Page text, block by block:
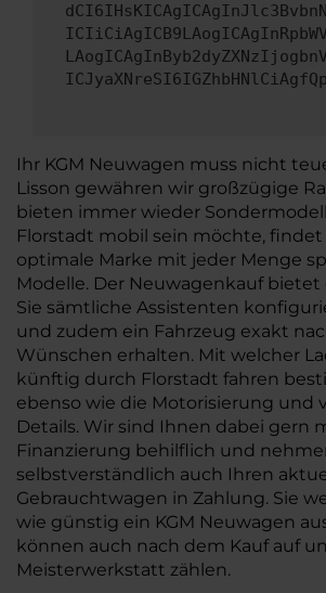
Ihr KGM Neuwagen muss nicht
Lisson gewähren wir großzügige
bieten immer wieder
Florstadt mobil sein möchte, findet
optimale Marke mit jeder Menge
Modelle. Der Neuwagenkauf bietet
Sie sämtliche Assistenten
und zudem ein Fahrzeug exakt
Wünschen erhalten. Mit welcher
künftig durch Florstadt fahren
ebenso wie die Motorisierung und
Details. Wir sind Ihnen dabei gern
Finanzierung behilflich und
selbstverständlich auch Ihren
Gebrauchtwagen in Zahlung. Sie
wie günstig ein KGM Neuwagen
können auch nach dem Kauf auf
Meisterwerkstatt zählen.